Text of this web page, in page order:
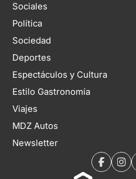
Sociales
Política
Sociedad
Deportes
Espectáculos y Cultura
Estilo Gastronomía
Viajes
MDZ Autos
Newsletter